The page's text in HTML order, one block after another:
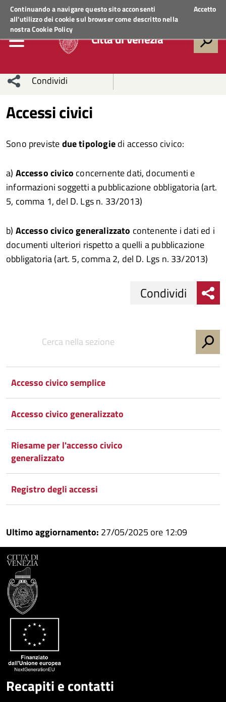
Continuando a navigare questo sito acconsenti
all'utilizzo dei cookie sul browser come descritto nella
nostraCookie Policy
Accetto
Regione VenetoACCEDI AI SERVIZI
Città di Venezia
Condividi
network
Condividi
Condividi
Facebook
su
Twitter
Condividi
su
Facebook
Condividi
su
Whatsapp
Accessi civici
Sono previstedue tipologiedi accesso civico:
a) Accesso civico concernente dati, documenti e
informazioni soggetti a pubblicazione obbligatoria (art.
5, comma 1, del D. Lgs n. 33/2013)
b) Accesso civico generalizzato contenente i dati ed i
documenti ulteriori rispetto a quelli a pubblicazione
obbligatoria (art. 5, comma 2, del D. Lgs n. 33/2013)
Facebook
Condividi
su
Condividi
Plus
Whatsapp
Condividi
Accesso civico semplice
Accesso civico generalizzato
Riesame per l'accesso civico
generalizzato
Registro degli accessi
Ultimo aggiornamento: 27/05/2025 ore 12:09
Recapiti e contatti